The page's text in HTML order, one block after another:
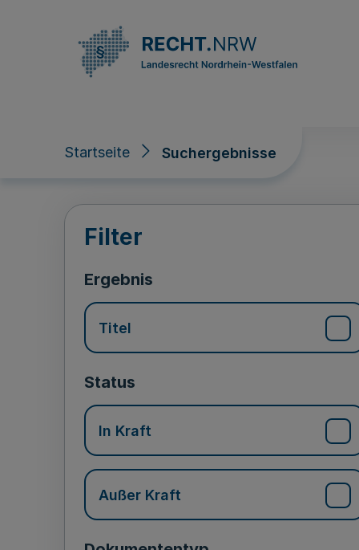
Startseite Suchergebnisse
Suchergebnisse
Filter
Ergebnis
Titel
Status
In Kraft
Außer Kraft